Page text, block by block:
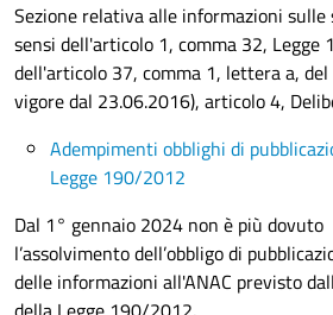
Sezione relativa alle informazioni sulle
sensi dell'articolo 1, comma 32, Legge
dell'articolo 37, comma 1, lettera a,
vigore dal 23.06.2016), articolo 4,
Adempimenti obblighi di
Legge 190/2012
Dal 1° gennaio 2024 non è più dovuto
l’assolvimento dell’obbligo di
delle informazioni all'ANAC previsto